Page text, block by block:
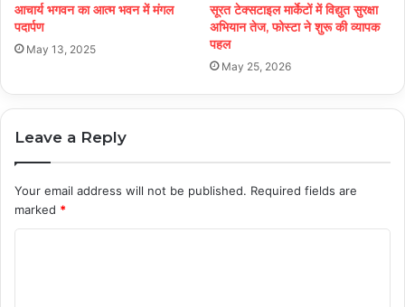
आचार्य भगवन का आत्म भवन में मंगल
पदार्पण
May 13, 2025
सूरत टेक्सटाइल मार्केटों में विद्युत सुरक्षा
अभियान तेज, फोस्टा ने शुरू की व्यापक
पहल
May 25, 2026
Leave a Reply
Your email address will not be published. Required fields are
marked *